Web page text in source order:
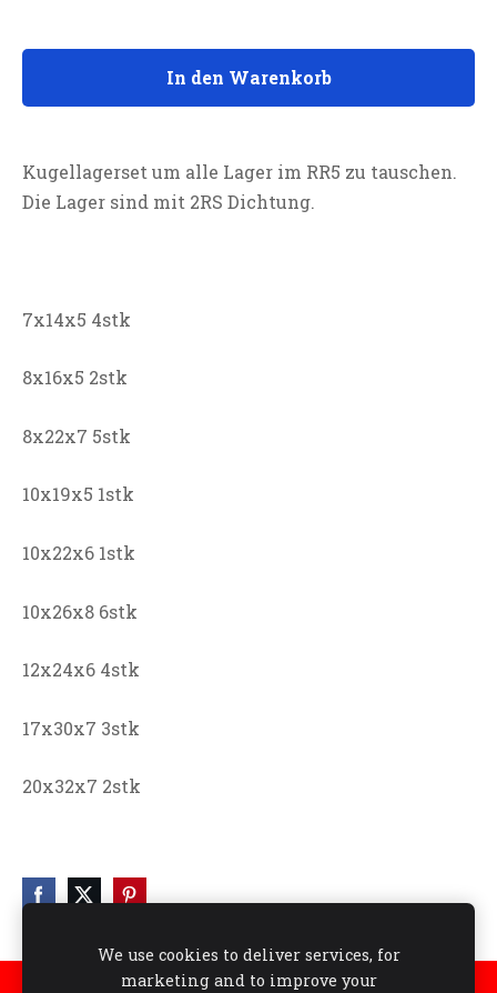
In den Warenkorb
Kugellagerset um alle Lager im RR5 zu tauschen.
Die Lager sind mit 2RS Dichtung.
7x14x5 4stk
8x16x5 2stk
8x22x7 5stk
10x19x5 1stk
10x22x6 1stk
10x26x8 6stk
12x24x6 4stk
17x30x7 3stk
20x32x7 2stk
We use cookies to deliver services, for
marketing and to improve your